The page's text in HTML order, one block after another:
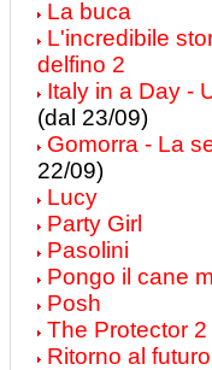
La buca
L'incredibile
delfino 2
Italy in a Day -
(dal 23/09)
Gomorra - La
22/09)
Lucy
Party Girl
Pasolini
Pongo il cane
Posh
The Protector 2
Ritorno al